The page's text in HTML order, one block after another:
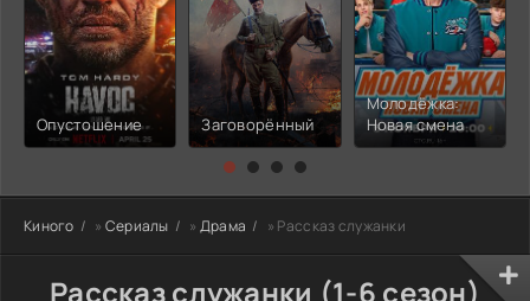
Опустошение Заговорённый
Молодёжка:
Новая смена
Киного » Сериалы » Драма » Рассказ служанки
Рассказ служанки (1-6 сезон)